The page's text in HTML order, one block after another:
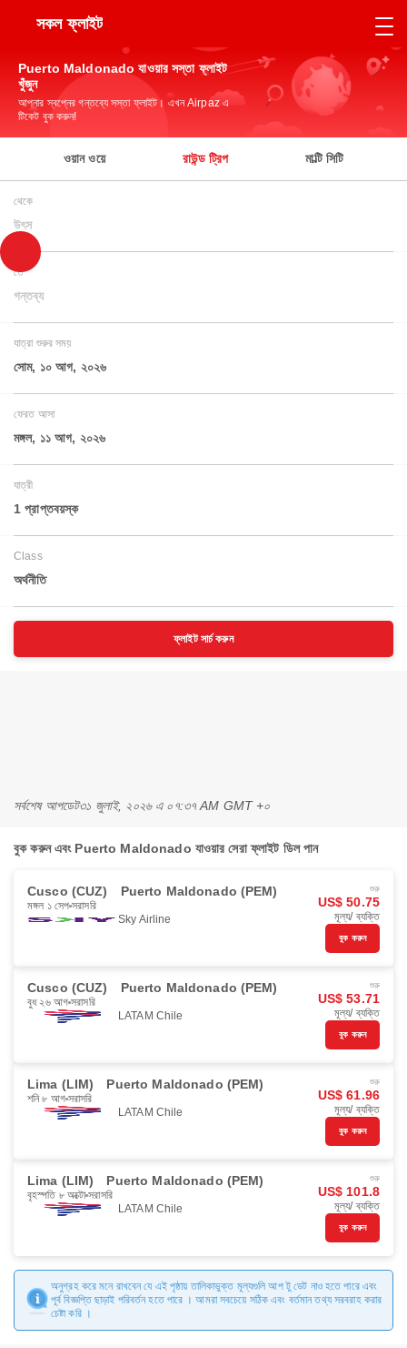
সকল ফ্লাইট
Puerto Maldonado যাওয়ার সস্তা ফ্লাইট
খুঁজুন
আপনার স্বপ্নের গন্তব্যে সস্তা ফ্লাইট। এখন Airpaz এ
টিকেট বুক করুন!
ওয়ান ওয়ে রাউন্ড ট্রিপ মাল্টি সিটি
থেকে
উৎস
তে
গন্তব্য
যাত্রা শুরুর সময়
সোম, ১০ আগ, ২০২৬
ফেরত আসা
মঙ্গল, ১১ আগ, ২০২৬
যাত্রী
1 প্রাপ্তবয়স্ক
Class
অর্থনীতি
ফ্লাইট সার্চ করুন
সর্বশেষ আপডেট৩১ জুলাই, ২০২৬ এ ০৭:৩৭ AM GMT +০
বুক করুন এবং Puerto Maldonado যাওয়ার সেরা ফ্লাইট ডিল পান
Cusco (CUZ) Puerto Maldonado (PEM)
মঙ্গল ১ সেপ সরাসরি
Sky Airline
শুরু
US$ 50.75
মূল্য/ ব্যক্তি
বুক করুন
Cusco (CUZ) Puerto Maldonado (PEM)
বুধ ২৬ আগ সরাসরি
LATAM Chile
শুরু
US$ 53.71
মূল্য/ ব্যক্তি
বুক করুন
Lima (LIM) Puerto Maldonado (PEM)
শনি ৮ আগ সরাসরি
LATAM Chile
শুরু
US$ 61.96
মূল্য/ ব্যক্তি
বুক করুন
Lima (LIM) Puerto Maldonado (PEM)
বৃহস্পতি ৮ অক্টো সরাসরি
LATAM Chile
শুরু
US$ 101.8
মূল্য/ ব্যক্তি
বুক করুন
অনুগ্রহ করে মনে রাখবেন যে এই পৃষ্ঠায় তালিকাভুক্ত মূল্যগুলি আপ টু ডেট নাও হতে পারে এবং
পূর্ব বিজ্ঞপ্তি ছাড়াই পরিবর্তন হতে পারে । আমরা সবচেয়ে সঠিক এবং বর্তমান তথ্য সরবরাহ করার
চেষ্টা করি ।